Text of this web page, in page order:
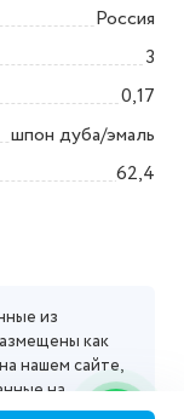
Россия
3
0,17
шпон дуба/эмаль
62,4
из
как
нашем сайте,
на
представлены.